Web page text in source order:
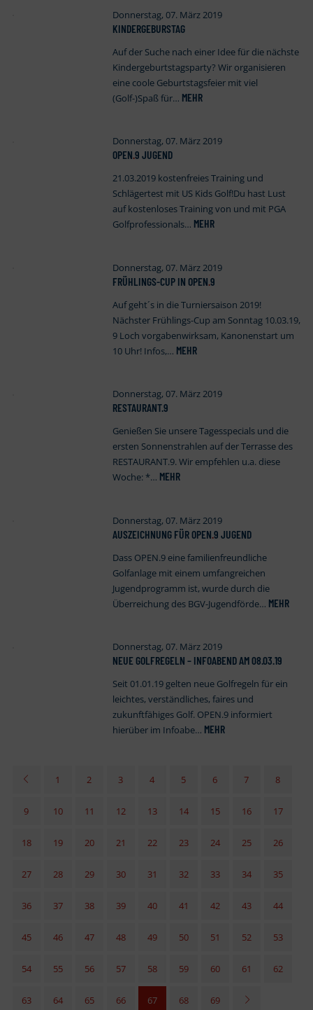
Donnerstag, 07. März 2019
KINDERGEBURSTAG
Auf der Suche nach einer Idee für die nächste
Kindergeburtstagsparty? Wir organisieren
eine coole Geburtstagsfeier mit viel
(Golf-)Spaß für… MEHR
Donnerstag, 07. März 2019
OPEN.9 JUGEND
21.03.2019 kostenfreies Training und
Schlägertest mit US Kids Golf!Du hast Lust
auf kostenloses Training von und mit PGA
Golfprofessionals… MEHR
Donnerstag, 07. März 2019
FRÜHLINGS-CUP IN OPEN 9
Auf geht´s in die Turniersaison 2019!
Nächster Frühlings-Cup am Sonntag 10.03.19,
9 Loch vorgabenwirksam, Kanonenstart um
10 Uhr! Infos,… MEHR
Donnerstag, 07. März 2019
RESTAURANT.9
Genießen Sie unsere Tagesspecials und die
ersten Sonnenstrahlen auf der Terrasse des
RESTAURANT.9. Wir empfehlen u.a. diese
Woche: *… MEHR
Donnerstag, 07. März 2019
AUSZEICHNUNG FÜR OPEN 9 JUGEND
Dass OPEN.9 eine familienfreundliche
Golfanlage mit einem umfangreichen
Jugendprogramm ist, wurde durch die
Überreichung des BGV-Jugendförde… MEHR
Donnerstag, 07. März 2019
NEUE GOLFREGELN – INFOABEND AM 08.03.19
Seit 01.01.19 gelten neue Golfregeln für ein
leichtes, verständliches, faires und
zukunftfähiges Golf. OPEN.9 informiert
hierüber im Infoabe… MEHR
1 2 3 4 5 6 7 8
9 10 11 12 13 14 15 16 17
18 19 20 21 22 23 24 25 26
27 28 29 30 31 32 33 34 35
36 37 38 39 40 41 42 43 44
45 46 47 48 49 50 51 52 53
54 55 56 57 58 59 60 61 62
63 64 65 66 67 68 69